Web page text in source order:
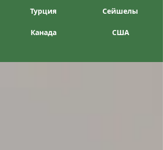
Турция
Канада
Сейшелы
США